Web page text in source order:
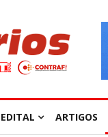
EDITAL ARTIGOS